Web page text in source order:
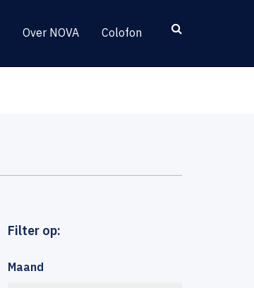
Over NOVA Colofon
Filter op:
Maand